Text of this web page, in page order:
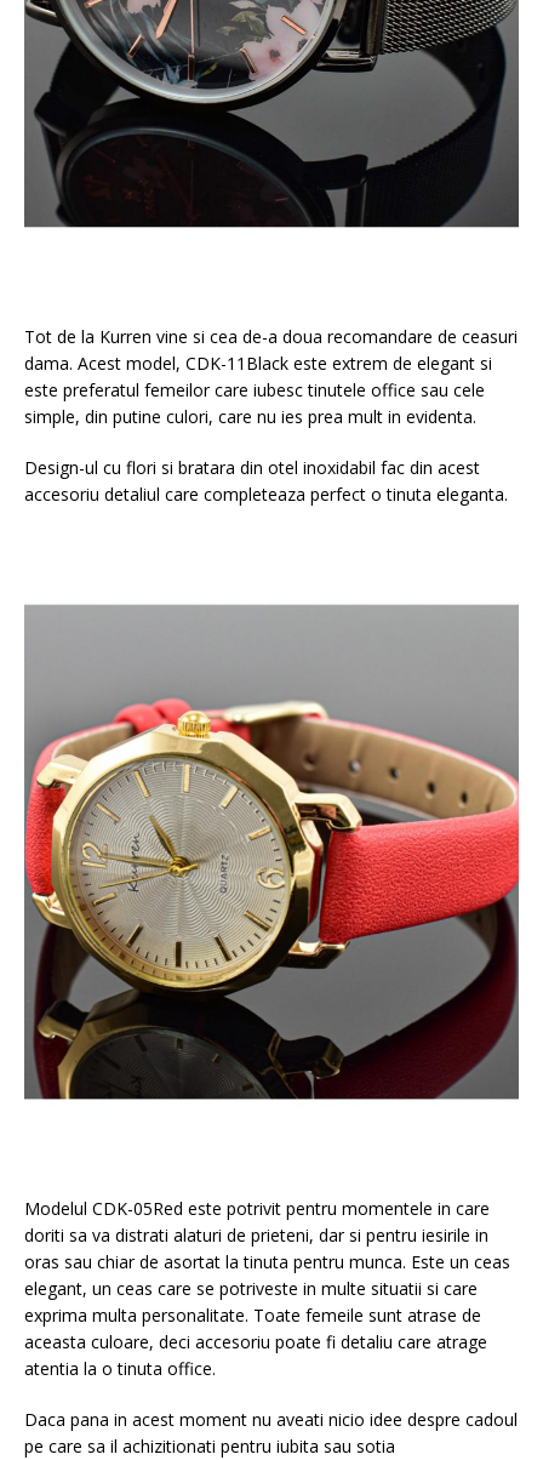
Tot de la Kurren vine si cea de-a doua recomandare de ceasuri
dama. Acest model, CDK-11Black este extrem de elegant si
este preferatul femeilor care iubesc tinutele office sau cele
simple, din putine culori, care nu ies prea mult in evidenta.
Design-ul cu flori si bratara din otel inoxidabil fac din acest
accesoriu detaliul care completeaza perfect o tinuta eleganta.
Modelul CDK-05Red este potrivit pentru momentele in care
doriti sa va distrati alaturi de prieteni, dar si pentru iesirile in
oras sau chiar de asortat la tinuta pentru munca. Este un ceas
elegant, un ceas care se potriveste in multe situatii si care
exprima multa personalitate. Toate femeile sunt atrase de
aceasta culoare, deci accesoriu poate fi detaliu care atrage
atentia la o tinuta office.
Daca pana in acest moment nu aveati nicio idee despre cadoul
pe care sa il achizitionati pentru iubita sau sotia